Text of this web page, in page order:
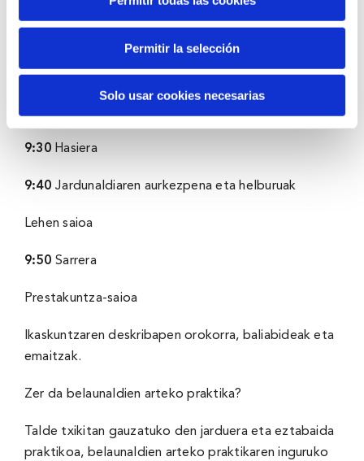
Permitir la selección
Solo usar cookies necesarias
Izan ere, Zahartze Aktiboari buruzko Liburu Zurian
jasotzen den legez, belaunaldien arteko harremanak
dira zahartze aktiboa lortzeko gakoetako bat.
9:30Hasiera
9:40Jardunaldiaren aurkezpena eta helburuak
Lehen saioa
9:50Sarrera
Prestakuntza-saioa
Ikaskuntzaren deskribapen orokorra, baliabideak eta
emaitzak.
Zer da belaunaldien arteko praktika?
Talde txikitan gauzatuko den jarduera eta eztabaida
praktikoa, belaunaldien arteko praktikaren inguruko